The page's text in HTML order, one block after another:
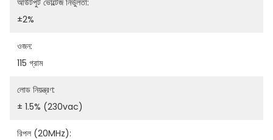
আউটপুট ভোল্টেজ নির্ভুলতা:
±2%
ওজন:
115 গ্রাম
লোড নিয়ন্ত্রণ:
± 1.5% (230vac)
রিপল (20MHz):